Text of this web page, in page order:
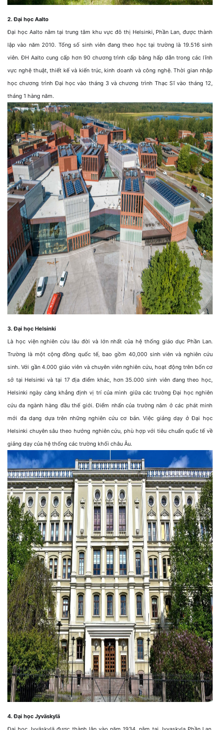
2. Đại học Aalto
Đại học Aalto nằm tại trung tâm khu vực đô thị Helsinki, Phần Lan, được thành
lập vào năm 2010. Tổng số sinh viên đang theo học tại trường là 19.516 sinh
viên. ĐH Aalto cung cấp hơn 90 chương trình cấp bằng hấp dẫn trong các lĩnh
vực nghệ thuật, thiết kế và kiến trúc, kinh doanh và công nghệ. Thời gian nhập
học chương trình Đại học vào tháng 3 và chương trình Thạc Sĩ vào tháng 12,
tháng 1 hàng năm.
3. Đại học Helsinki
Là học viện nghiên cứu lâu đời và lớn nhất của hệ thống giáo dục Phần Lan.
Trường là một cộng đồng quốc tế, bao gồm 40,000 sinh viên và nghiên cứu
sinh. Với gần 4.000 giáo viên và chuyên viên nghiên cứu, hoạt động trên bốn cơ
sở tại Helsinki và tại 17 địa điểm khác, hơn 35.000 sinh viên đang theo học,
Helsinki ngày càng khẳng định vị trí của mình giữa các trường Đại học nghiên
cứu đa ngành hàng đầu thế giới. Điểm nhấn của trường nằm ở các phát minh
mới đa dạng dựa trên những nghiên cứu cơ bản. Việc giảng dạy ở Đại học
Helsinki chuyên sâu theo hướng nghiên cứu, phù hợp với tiêu chuẩn quốc tế về
giảng dạy của hệ thống các trường khối châu Âu.
4. Đại học Jyväskylä